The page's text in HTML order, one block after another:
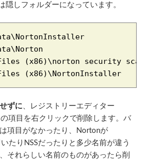
隠しフォルダーになっています。
(x86)\norton security scan
ずに、レジストリーエディター
項目を右クリックで削除します。バ
項目がなかったり、Nortonが
たりNSSだったりと多少名前が違う
それらしい名前のものがあったら削